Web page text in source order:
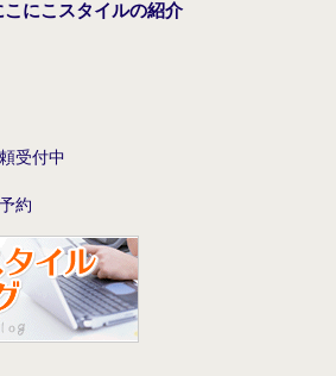
こにこスタイルの紹介
受付中
約